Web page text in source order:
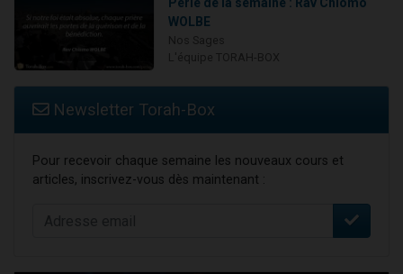
WOLBE
Newsletter Torah-Box
Pour recevoir chaque semaine les nouveaux cours et
articles, inscrivez-vous dès maintenant :